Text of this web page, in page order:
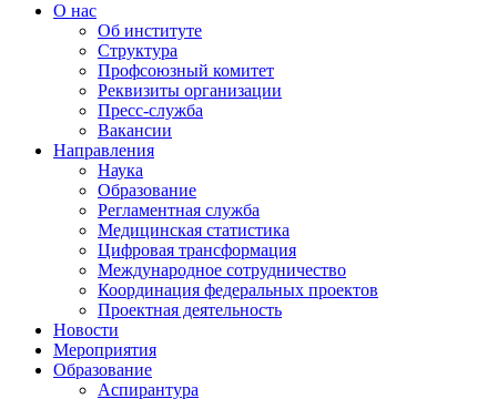
О нас
Об институте
Структура
Профсоюзный комитет
Реквизиты организации
Пресс-служба
Вакансии
Направления
Наука
Образование
Регламентная служба
Медицинская статистика
Цифровая трансформация
Международное сотрудничество
Координация федеральных проектов
Проектная деятельность
Новости
Мероприятия
Образование
Аспирантура